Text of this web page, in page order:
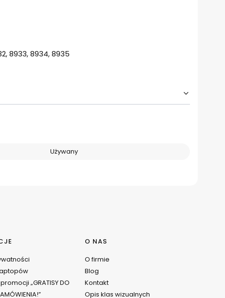
8933, 8934, 8935
Używany
„GRATISY DO
O NAS
O firmie
Blog
Kontakt
Opis klas wizualnych